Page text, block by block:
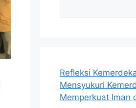
Refleksi
Mensyukuri
Memperkuat Iman